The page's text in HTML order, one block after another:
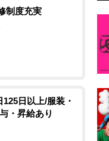
制度充実
日以上/服装・
・昇給あり